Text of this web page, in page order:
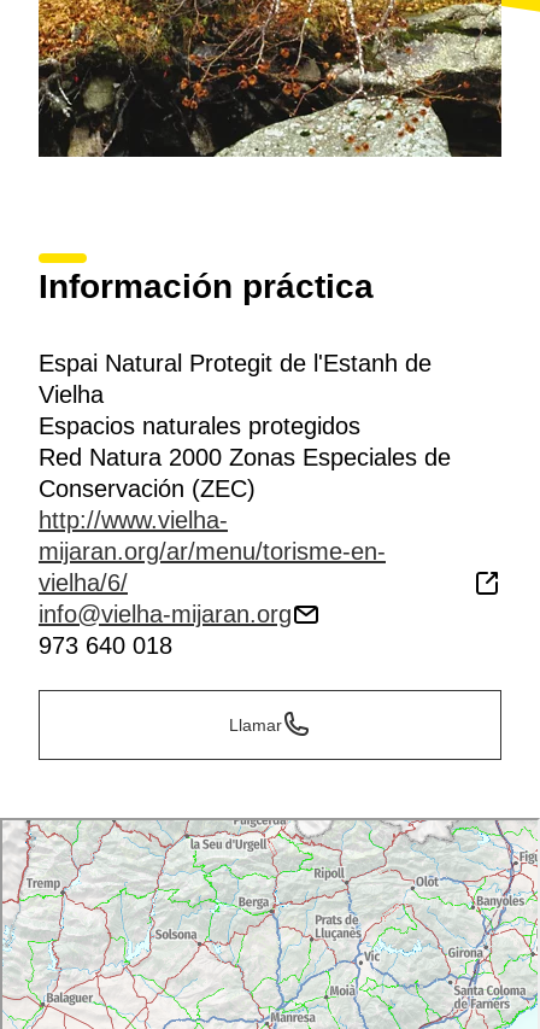
Información práctica
Espai Natural Protegit de l'Estanh de
Vielha
Espacios naturales protegidos
Red Natura 2000 Zonas Especiales de
Conservación (ZEC)
http://www.vielha-
mijaran.org/ar/menu/torisme-en-
vielha/6/
info@vielha-mijaran.org
973 640 018
Llamar